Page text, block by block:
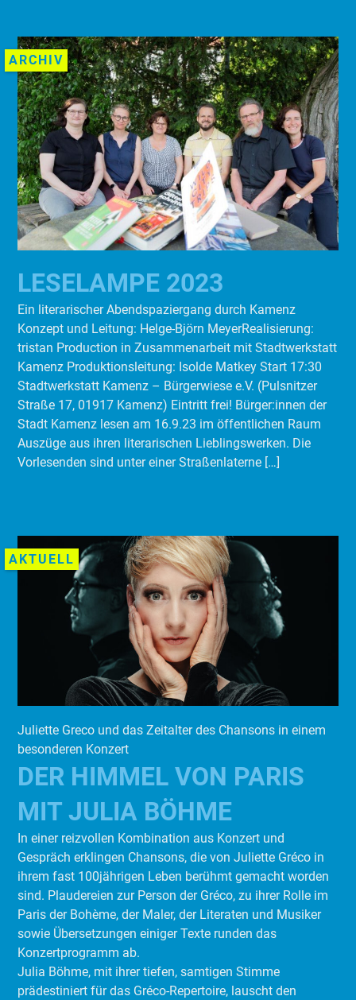
ARCHIV
LESELAMPE 2023
Ein literarischer Abendspaziergang durch Kamenz
Konzept und Leitung: Helge-Björn MeyerRealisierung:
tristan Production in Zusammenarbeit mit Stadtwerkstatt
Kamenz Produktionsleitung: Isolde Matkey Start 17:30
Stadtwerkstatt Kamenz – Bürgerwiese e.V. (Pulsnitzer
Straße 17, 01917 Kamenz) Eintritt frei! Bürger:innen der
Stadt Kamenz lesen am 16.9.23 im öffentlichen Raum
Auszüge aus ihren literarischen Lieblingswerken. Die
Vorlesenden sind unter einer Straßenlaterne […]
AKTUELL
Juliette Greco und das Zeitalter des Chansons in einem
besonderen Konzert
DER HIMMEL VON PARIS
MIT JULIA BÖHME
In einer reizvollen Kombination aus Konzert und
Gespräch erklingen Chansons, die von Juliette Gréco in
ihrem fast 100jährigen Leben berühmt gemacht worden
sind. Plaudereien zur Person der Gréco, zu ihrer Rolle im
Paris der Bohème, der Maler, der Literaten und Musiker
sowie Übersetzungen einiger Texte runden das
Konzertprogramm ab.
Julia Böhme, mit ihrer tiefen, samtigen Stimme
prädestiniert für das Gréco-Repertoire, lauscht den